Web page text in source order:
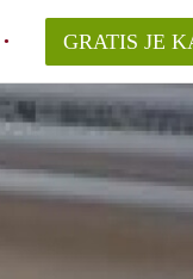
Kamer in Den Haag?
GRATIS JE